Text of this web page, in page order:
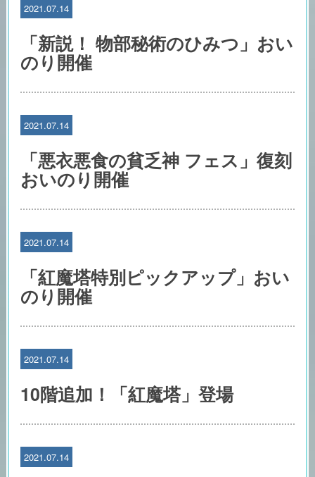
2021.07.14
「新説！ 物部秘術のひみつ」おい
のり開催
2021.07.14
「悪衣悪食の貧乏神 フェス」復刻
おいのり開催
2021.07.14
「紅魔塔特別ピックアップ」おい
のり開催
2021.07.14
10階追加！「紅魔塔」登場
2021.07.14